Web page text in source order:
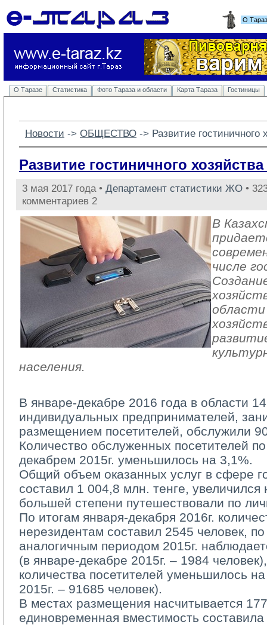
О
О Таразе Статистика Фото Тараза и области Карта Тараза Гостиницы
Новости -> ОБЩЕСТВО -> Развитие гостиничного
Развитие гостиничного
3 мая 2017 года • Департамент статистики ЖО •
комментариев 2
В
числе
области
населения.
В январе-декабре 2016 года в области
индивидуальных предпринимателей,
размещением посетителей, обслужили
Количество обслуженных посетителей
декабрем 2015г. уменьшилось на 3,1%.
Общий объем оказанных услуг в сфере
составил 1 004,8 млн. тенге,
большей степени путешествовали по
По итогам января-декабря 2016г.
нерезидентам составил 2545 человек,
аналогичным периодом 2015г.
(в январе-декабре 2015г. – 1984
количества посетителей уменьшилось
2015г. – 91685 человек).
В местах размещения насчитывается
единовременная вместимость составила